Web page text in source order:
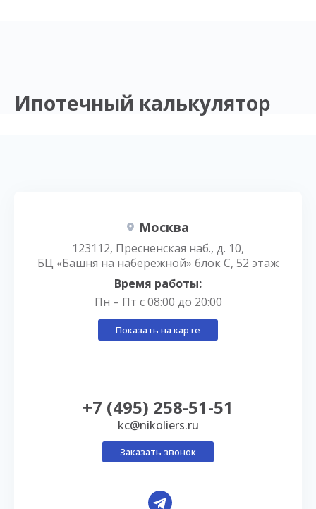
Ипотечный калькулятор
Москва
123112, Пресненская наб., д. 10,
БЦ «Башня на набережной» блок С, 52 этаж
Время работы:
Пн – Пт с 08:00 до 20:00
Показать на карте
+7 (495) 258-51-51
kc@nikoliers.ru
Заказать звонок